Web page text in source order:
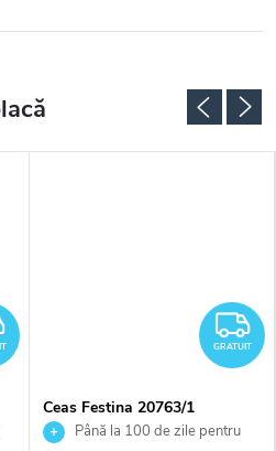
GRATUIT
GRATUIT
Ceas Festina 20763/1
Până la 100 de zile pentru